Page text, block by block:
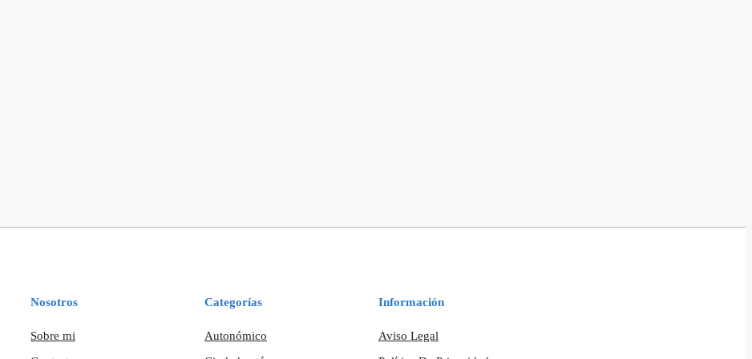
Nosotros
Sobre mi
Categorías
Autonómico
Información
Aviso Legal